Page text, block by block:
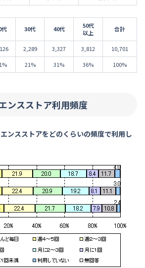
代 30代 40代
50代
以上
合計
2,289 3,327 3,812
10,701
21% 31% 36% 100%
ンスストア利用頻度
エンスストアをどのくらいの頻度で利用し